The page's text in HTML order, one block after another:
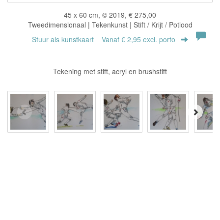
45 x 60 cm, © 2019, € 275,00
Tweedimensionaal | Tekenkunst | Stift / Krijt / Potlood
Stuur als kunstkaart Vanaf € 2,95 excl. porto
Tekening met stift, acryl en brushstift